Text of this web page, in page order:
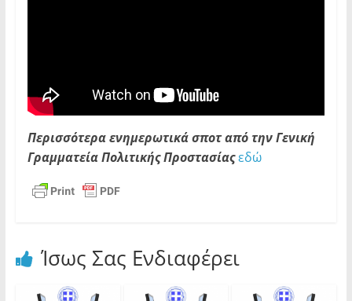
Περισσότερα ενημερωτικά σποτ από την Γενική
Γραμματεία Πολιτικής Προστασίαςεδώ
Ίσως Σας Ενδιαφέρει